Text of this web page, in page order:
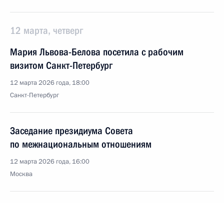
12 марта, четверг
Мария Львова-Белова посетила с рабочим
визитом Санкт-Петербург
12 марта 2026 года, 18:00
Санкт-Петербург
Заседание президиума Совета
по межнациональным отношениям
12 марта 2026 года, 16:00
Москва